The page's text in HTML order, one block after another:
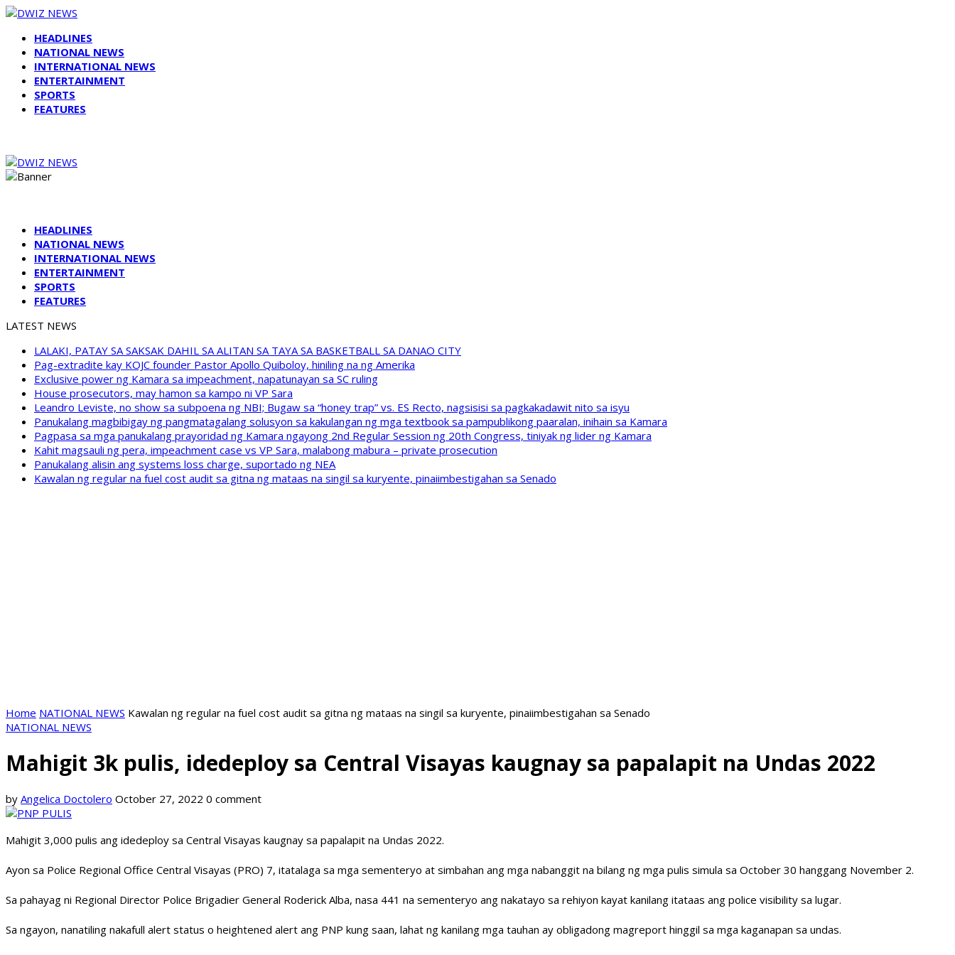
HEADLINES
NATIONAL NEWS
INTERNATIONAL NEWS
ENTERTAINMENT
SPORTS
FEATURES
HEADLINES
NATIONAL NEWS
INTERNATIONAL NEWS
ENTERTAINMENT
SPORTS
FEATURES
LATEST NEWS
LALAKI, PATAY SA SAKSAK DAHIL SA ALITAN SA TAYA SA BASKETBALL SA DANAO CITY
Pag-extradite kay KOJC founder Pastor Apollo Quiboloy, hiniling na ng Amerika
Exclusive power ng Kamara sa impeachment, napatunayan sa SC ruling
House prosecutors, may hamon sa kampo ni VP Sara
Leandro Leviste, no show sa subpoena ng NBI; Bugaw sa “honey trap” vs. ES Recto, nagsisisi sa pagkakadawit nito sa isyu
Panukalang magbibigay ng pangmatagalang solusyon sa kakulangan ng mga textbook sa pampublikong paaralan, inihain sa Kamara
Pagpasa sa mga panukalang prayoridad ng Kamara ngayong 2nd Regular Session ng 20th Congress, tiniyak ng lider ng Kamara
Kahit magsauli ng pera, impeachment case vs VP Sara, malabong mabura – private prosecution
Panukalang alisin ang systems loss charge, suportado ng NEA
Kawalan ng regular na fuel cost audit sa gitna ng mataas na singil sa kuryente, pinaiimbestigahan sa Senado
Home NATIONAL NEWS Kawalan ng regular na fuel cost audit sa gitna ng mataas na singil sa kuryente, pinaiimbestigahan sa Senado
NATIONAL NEWS
Mahigit 3k pulis, idedeploy sa Central Visayas kaugnay sa papalapit na Undas 2022
by Angelica Doctolero October 27, 2022 0 comment
Mahigit 3,000 pulis ang idedeploy sa Central Visayas kaugnay sa papalapit na Undas 2022.
Ayon sa Police Regional Office Central Visayas (PRO) 7, itatalaga sa mga sementeryo at simbahan ang mga nabanggit na bilang ng mga pulis simula sa October 30 hanggang November 2.
Sa pahayag ni Regional Director Police Brigadier General Roderick Alba, nasa 441 na sementeryo ang nakatayo sa rehiyon kayat kanilang itataas ang police visibility sa lugar.
Sa ngayon, nanatiling nakafull alert status o heightened alert ang PNP kung saan, lahat ng kanilang mga tauhan ay obligadong magreport hinggil sa mga kaganapan sa undas.